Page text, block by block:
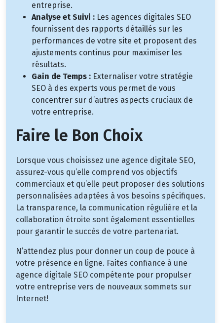
entreprise.
Analyse et Suivi : Les agences digitales SEO
fournissent des rapports détaillés sur les
performances de votre site et proposent des
ajustements continus pour maximiser les
résultats.
Gain de Temps : Externaliser votre stratégie
SEO à des experts vous permet de vous
concentrer sur d’autres aspects cruciaux de
votre entreprise.
Faire le Bon Choix
Lorsque vous choisissez une agence digitale SEO,
assurez-vous qu’elle comprend vos objectifs
commerciaux et qu’elle peut proposer des solutions
personnalisées adaptées à vos besoins spécifiques.
La transparence, la communication régulière et la
collaboration étroite sont également essentielles
pour garantir le succès de votre partenariat.
N’attendez plus pour donner un coup de pouce à
votre présence en ligne. Faites confiance à une
agence digitale SEO compétente pour propulser
votre entreprise vers de nouveaux sommets sur
Internet!